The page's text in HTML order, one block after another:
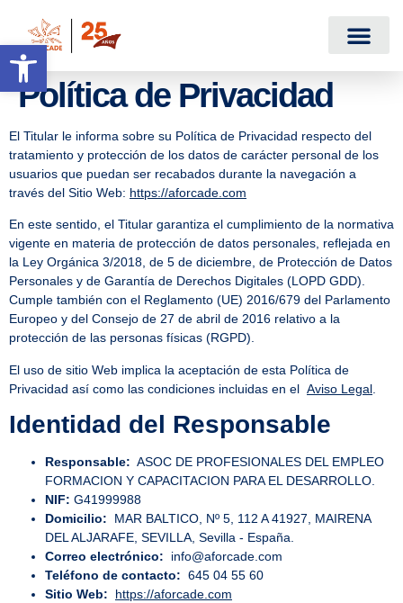
Abrir barra de herramientas
Política de Privacidad
El Titular le informa sobre su Política de Privacidad respecto del
tratamiento y protección de los datos de carácter personal de los
usuarios que puedan ser recabados durante la navegación a
través del Sitio Web: https://aforcade.com
En este sentido, el Titular garantiza el cumplimiento de la normativa
vigente en materia de protección de datos personales, reflejada en
la Ley Orgánica 3/2018, de 5 de diciembre, de Protección de Datos
Personales y de Garantía de Derechos Digitales (LOPD GDD).
Cumple también con el Reglamento (UE) 2016/679 del Parlamento
Europeo y del Consejo de 27 de abril de 2016 relativo a la
protección de las personas físicas (RGPD).
El uso de sitio Web implica la aceptación de esta Política de
Privacidad así como las condiciones incluidas en el Aviso Legal
Identidad del Responsable
Responsable: ASOC DE PROFESIONALES DEL EMPLEO
FORMACION Y CAPACITACION PARA EL DESARROLLO.
NIF: G41999988
Domicilio: MAR BALTICO, Nº 5, 112 A 41927, MAIRENA
DEL ALJARAFE, SEVILLA, Sevilla - España.
Correo electrónico: info@aforcade.com
Teléfono de contacto: 645 04 55 60
Sitio Web:
https://aforcade.com